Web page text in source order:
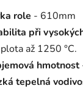
role - 610mm
při
až 1250 °C.
hmotnost
tepelná